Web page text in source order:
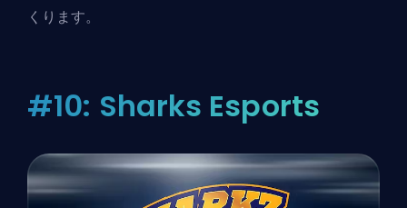
くります。
#10: Sharks Esports